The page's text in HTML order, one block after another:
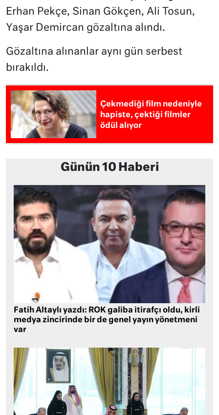
Erhan Pekçe, Sinan Gökçen, Ali Tosun,
Yaşar Demircan gözaltına alındı.
Gözaltına alınanlar aynı gün serbest
bırakıldı.
Çekmediği film nedeniyle
hapiste, çektiği filmler
ödül alıyor
Günün 10 Haberi
Fatih Altaylı yazdı: ROK galiba itirafçı oldu, kirli
medya zincirinde bir de genel yayın yönetmeni
var